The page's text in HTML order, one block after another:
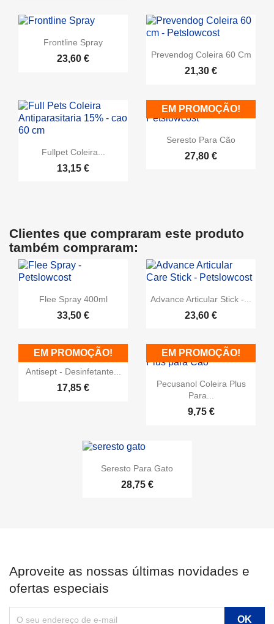
Frontline Spray
23,60 € Prevendog Coleira 60 Cm
21,30 €
Fullpet Coleira...
13,15 €
Seresto Para Cão
27,80 €
EM PROMOÇÃO!
Clientes que compraram este produto
também compraram:
Flee Spray 400ml
33,50 €
Advance Articular Stick -...
23,60 €
Antisept - Desinfetante...
17,85 €
EM PROMOÇÃO!
Pecusanol Coleira Plus
Para...
9,75 €
EM PROMOÇÃO!
Seresto Para Gato
28,75 €
Aproveite as nossas últimas novidades e
ofertas especiais